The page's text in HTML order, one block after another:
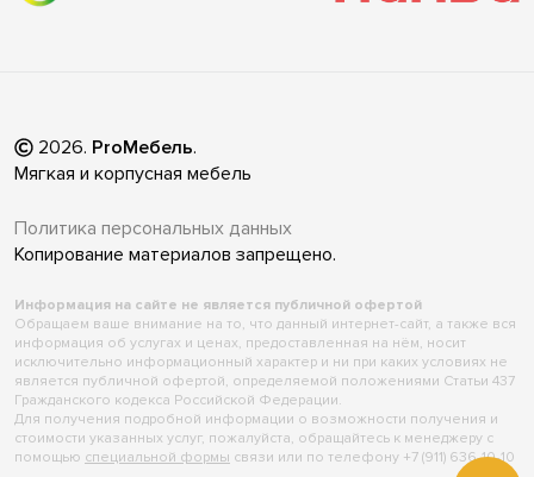
2026. ProМебель.
Мягкая и корпусная мебель
Политика персональных данных
Копирование материалов запрещено.
Информация на сайте не является публичной офертой
Обращаем ваше внимание на то, что данный интернет-сайт, а также вся
информация об услугах и ценах, предоставленная на нём, носит
исключительно информационный характер и ни при каких условиях не
является публичной офертой, определяемой положениями Статьи 437
Гражданского кодекса Российской Федерации.
Для получения подробной информации о возможности получения и
стоимости указанных услуг, пожалуйста, обращайтесь к менеджеру с
помощью специальной формы связи или по телефону +7 (911) 636-10-10